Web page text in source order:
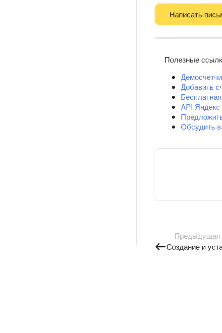
Написать
Полезные
Добавить
API
Обсудить
Предыдущая
Создание и